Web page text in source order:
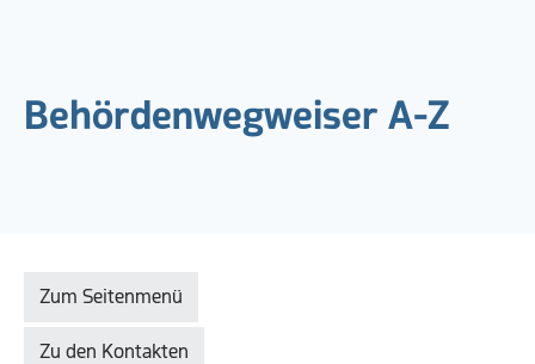
Behördenwegweiser A-Z
Zum Seitenmenü
Zu den Kontakten